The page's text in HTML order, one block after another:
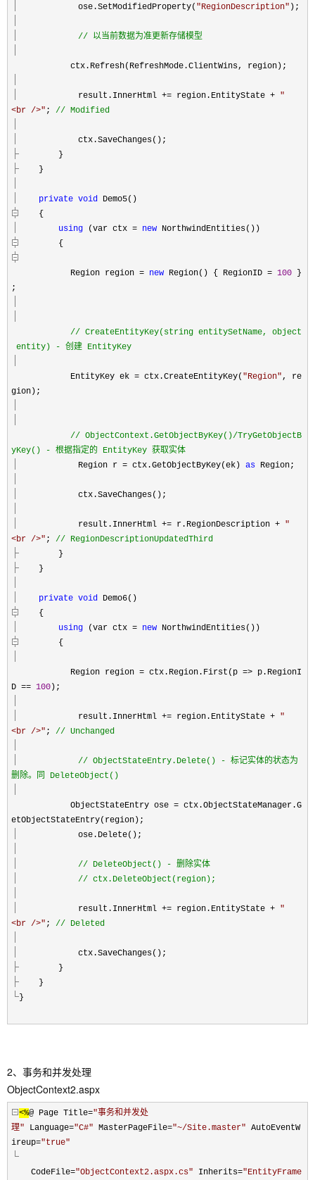
ose.SetModifiedProperty( "RegionDescription" );
// 以当前数据为准更新存储模型
ctx.Refresh(RefreshMode.ClientWins, region);
result.InnerHtml += region.EntityState + "
<br />" ; // Modified
ctx.SaveChanges();
}
}
private void Demo5()
{
using (var ctx = new NorthwindEntities())
{
Region region = new Region() { RegionID = 100 }
;
// CreateEntityKey(string entitySetName, object
entity) - 创建 EntityKey
EntityKey ek = ctx.CreateEntityKey( "Region", re
gion);
// ObjectContext.GetObjectByKey()/TryGetObjectB
yKey() - 根据指定的 EntityKey 获取实体
Region r = ctx.GetObjectByKey(ek) as Region;
ctx.SaveChanges();
result.InnerHtml += r.RegionDescription + "
<br />" ; // RegionDescriptionUpdatedThird
}
}
private void Demo6()
{
using (var ctx = new NorthwindEntities())
{
Region region = ctx.Region.First(p => p.RegionI
D == 100 );
result.InnerHtml += region.EntityState + "
<br />" ; // Unchanged
// ObjectStateEntry.Delete() - 标记实体的状态为
删除。同 DeleteObject()
ObjectStateEntry ose = ctx.ObjectStateManager.G
etObjectStateEntry(region);
ose.Delete();
// DeleteObject() - 删除实体
// ctx.DeleteObject(region);
result.InnerHtml += region.EntityState + "
<br />" ; // Deleted
ctx.SaveChanges();
}
}
}
2、事务和并发处理
ObjectContext2.aspx
<%@ Page Title="事务和并发处
理" Language="C#" MasterPageFile="~/Site.master" AutoEventW
ireup="true"
CodeFile="ObjectContext2.aspx.cs" Inherits="EntityFrame